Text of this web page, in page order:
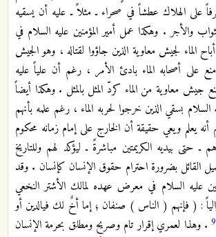
على الهلاك عطشاً في صحراء ـ مثلاً ـ عليه أن يسقيه
والأجر . وهكذا عمل‏ أمير المؤمنين‏ عليه السلام في
الماء لجيش معاوية الذين جاؤوا لقتاله ، وهو الجيش
على أصحابه الماء بادئ الأمر ، رغم أن علياً عليه
جيش معاوية من الماء كردّ المثل بالمثل . وهكذا أيضاً
السلام بسقي الذين خرجوا لحربه الماء ، رغم علمه بأنهم
أنه يعلم ويعي‏ حقيقة أن الخارج على إمام زمانه محكوم
حتى بيديه الكريمتين مباشرةً ـ ليؤكد لهم وللتاريخ‏
القائل بضرورة احترام حقوق الإنسان كإنسان . وقد
عليه السلام في‏ معرض عهده لمالك الأشتر النخعي
: ( فإنهم ( الناس‏ ) صنفان ؛ إما أخٌ لك في‏الدين أو
9. وهذا لعمري إقرار تام وصريح ومطلق بحرمة الإنسان